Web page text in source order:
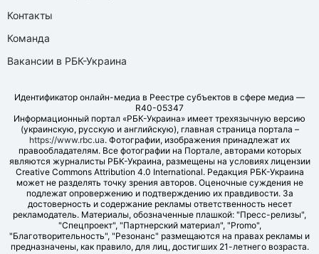
Контакты
Команда
Вакансии в РБК-Украина
Идентификатор онлайн-медиа в Реестре субъектов в сфере медиа —
R40-05347
Информационный портал «РБК-Украина» имеет трехязычную версию
(украинскую, русскую и английскую), главная страница портала –
https://www.rbc.ua. Фотографии, изображения принадлежат их
правообладателям. Все фотографии на Портале, авторами которых
являются журналисты РБК-Украина, размещены на условиях лицензии
Creative Commons Attribution 4.0 International. Редакция РБК-Украина
может не разделять точку зрения авторов. Оценочные суждения не
подлежат опровержению и подтверждению их правдивости. За
достоверность и содержание рекламы ответственность несет
рекламодатель. Материалы, обозначенные плашкой: "Пресс-релизы",
"Спецпроект", "Партнерский материал", "Promo",
"Благотворительность", "Резонанс" размещаются на правах рекламы и
предназначены, как правило, для лиц, достигших 21-летнего возраста.